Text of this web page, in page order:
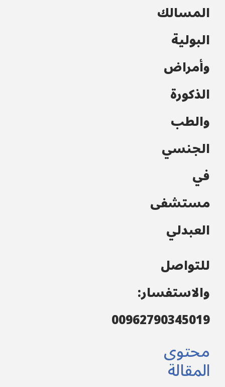
المسالك
البولية
وأمراض
الذكورة
والطب
الجنسي
في
مستشفى
العبدلي
للتواصل
والاستفسار:
00962790345019
محتوى
المقالة